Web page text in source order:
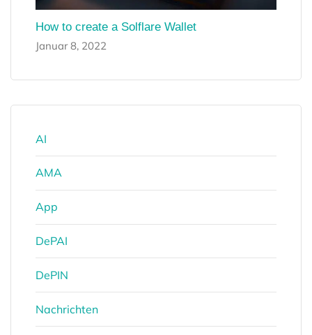
How to create a Solflare Wallet
Januar 8, 2022
AI
AMA
App
DePAI
DePIN
Nachrichten